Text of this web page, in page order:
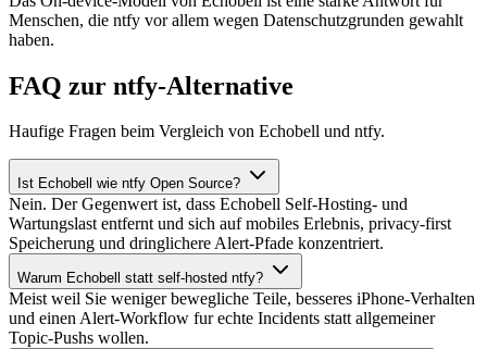
Menschen, die ntfy vor allem wegen Datenschutzgrunden gewahlt
haben.
FAQ zur ntfy-Alternative
Haufige Fragen beim Vergleich von Echobell und ntfy.
Ist Echobell wie ntfy Open Source?
Nein. Der Gegenwert ist, dass Echobell Self-Hosting- und
Wartungslast entfernt und sich auf mobiles Erlebnis, privacy-first
Speicherung und dringlichere Alert-Pfade konzentriert.
Warum Echobell statt self-hosted ntfy?
Meist weil Sie weniger bewegliche Teile, besseres iPhone-Verhalten
und einen Alert-Workflow fur echte Incidents statt allgemeiner
Topic-Pushs wollen.